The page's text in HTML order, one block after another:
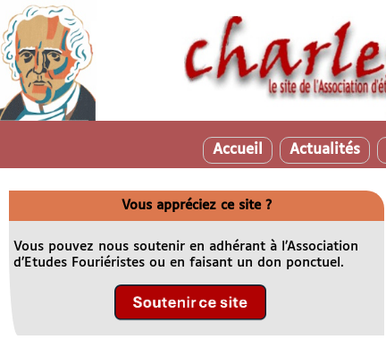
Accueil Actualités
Vous appréciez ce site ?
Vous pouvez nous soutenir en adhérant à l’Association
d’Etudes Fouriéristes ou en faisant un don ponctuel.